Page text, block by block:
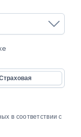
в соответствии с